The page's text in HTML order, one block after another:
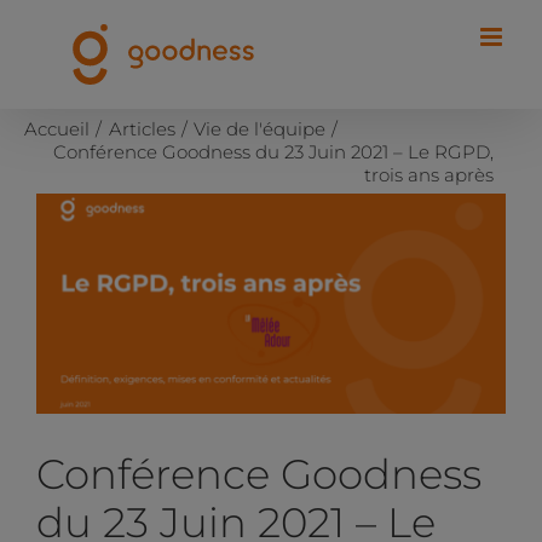
contenu
Accueil Articles
Vie de l'équipe
Conférence Goodness du 23 Juin 2021 – Le RGPD,
trois ans après
Voir
Conférence Goodness
du 23 Juin 2021 – Le